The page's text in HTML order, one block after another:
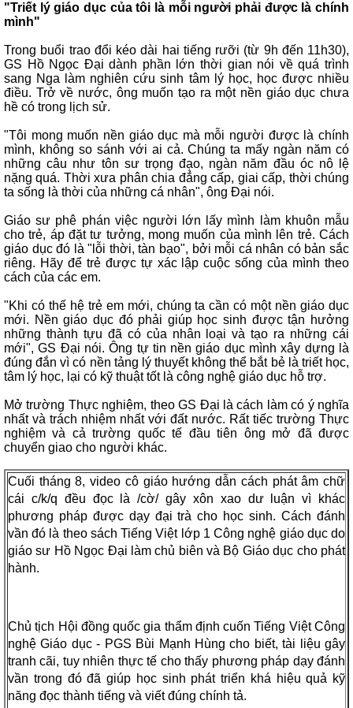
"Triết lý giáo dục của tôi là mỗi người phải được là chính
mình"
Trong buổi trao đổi kéo dài hai tiếng rưỡi (từ 9h đến 11h30),
GS Hồ Ngọc Đại dành phần lớn thời gian nói về quá trình
sang Nga làm nghiên cứu sinh tâm lý học, học được nhiều
điều. Trở về nước, ông muốn tạo ra một nền giáo dục chưa
hề có trong lịch sử.
"Tôi mong muốn nền giáo dục mà mỗi người được là chính
mình, không so sánh với ai cả. Chúng ta mấy ngàn năm có
những câu như tôn sư trọng đạo, ngàn năm đầu óc nô lệ
nặng quá. Thời xưa phân chia đẳng cấp, giai cấp, thời chúng
ta sống là thời của những cá nhân", ông Đại nói.
Giáo sư phê phán việc người lớn lấy mình làm khuôn mẫu
cho trẻ, áp đặt tư tưởng, mong muốn của mình lên trẻ. Cách
giáo dục đó là "lỗi thời, tàn bạo", bởi mỗi cá nhân có bản sắc
riêng. Hãy để trẻ được tự xác lập cuộc sống của mình theo
cách của các em.
"Khi có thế hệ trẻ em mới, chúng ta cần có một nền giáo dục
mới. Nền giáo dục đó phải giúp học sinh được tận hưởng
những thành tựu đã có của nhân loại và tạo ra những cái
mới", GS Đại nói. Ông tự tin nền giáo dục mình xây dựng là
đúng đắn vì có nền tảng lý thuyết không thể bắt bẻ là triết học,
tâm lý học, lại có kỹ thuật tốt là công nghệ giáo dục hỗ trợ.
Mở trường Thực nghiệm, theo GS Đại là cách làm có ý nghĩa
nhất và trách nhiệm nhất với đất nước. Rất tiếc trường Thực
nghiệm và cả trường quốc tế đầu tiên ông mở đã được
chuyển giao cho người khác.
Cuối tháng 8, video cô giáo hướng dẫn cách phát âm chữ
cái c/k/q đều đọc là /cờ/ gây xôn xao dư luận vì khác
phương pháp được dạy đại trà cho học sinh. Cách đánh
vần đó là theo sách Tiếng Việt lớp 1 Công nghệ giáo dục do
giáo sư Hồ Ngọc Đại làm chủ biên và Bộ Giáo dục cho phát
hành.
Chủ tịch Hội đồng quốc gia thẩm định cuốn Tiếng Việt Công
nghệ Giáo dục - PGS Bùi Mạnh Hùng cho biết, tài liệu gây
tranh cãi, tuy nhiên thực tế cho thấy phương pháp dạy đánh
vần trong đó đã giúp học sinh phát triển khá hiệu quả kỹ
năng đọc thành tiếng và viết đúng chính tả.